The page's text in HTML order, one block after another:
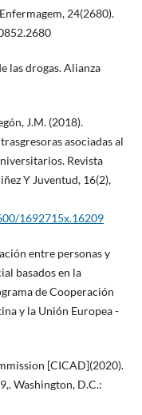
24(2680).
las drogas. Alianza
J.M. (2018).
asociadas al
Revista
Y Juventud, 16(2),
1692715x.16209
entre personas y
basados en la
de Cooperación
y la Unión Europea -
[CICAD](2020).
Washington, D.C.: